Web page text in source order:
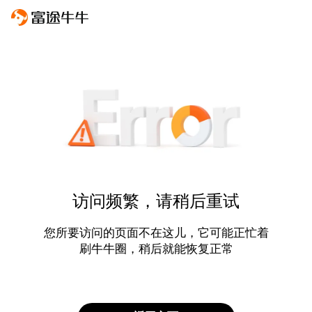
访问频繁，请稍后重试
您所要访问的页面不在这儿，它可能正忙着
刷牛牛圈，稍后就能恢复正常